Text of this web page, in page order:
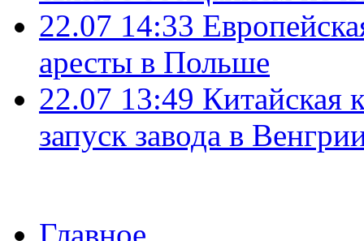
22.07 14:33
аресты в Польше
22.07 13:49 Китайская
запуск завода в
Главное